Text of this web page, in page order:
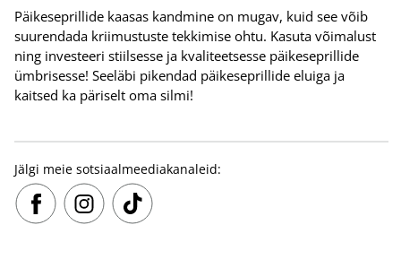
Päikeseprillide kaasas kandmine on mugav, kuid see võib
suurendada kriimustuste tekkimise ohtu. Kasuta võimalust
ning investeeri stiilsesse ja kvaliteetsesse päikeseprillide
ümbrisesse! Seeläbi pikendad päikeseprillide eluiga ja
kaitsed ka päriselt oma silmi!
Jälgi meie sotsiaalmeediakanaleid: